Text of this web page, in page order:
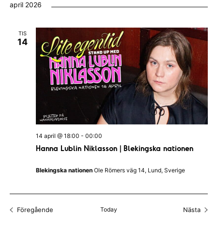
n
e
m
a
n
g
S
ö
-
o
I
L
T
E
R
e
n
e
m
a
n
g
v
y
g
e
t
ä
april 2026
TIS
14
Hanna Lublin Niklasson | Blekingska nationen
14 april @ 18:00 - 00:00
Blekingska nationen Ole Römers väg 14, Lund, Sverige
Föregående
Today
Nästa